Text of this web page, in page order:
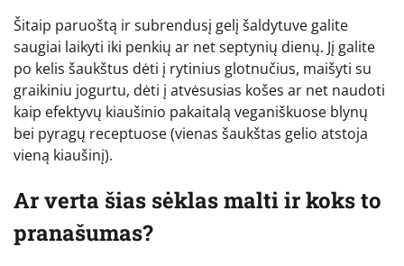
Šitaip paruoštą ir subrendusį gelį šaldytuve galite
saugiai laikyti iki penkių ar net septynių dienų. Jį galite
po kelis šaukštus dėti į rytinius glotnučius, maišyti su
graikiniu jogurtu, dėti į atvėsusias košes ar net naudoti
kaip efektyvų kiaušinio pakaitalą veganiškuose blynų
bei pyragų receptuose (vienas šaukštas gelio atstoja
vieną kiaušinį).
Ar verta šias sėklas malti ir koks to
pranašumas?